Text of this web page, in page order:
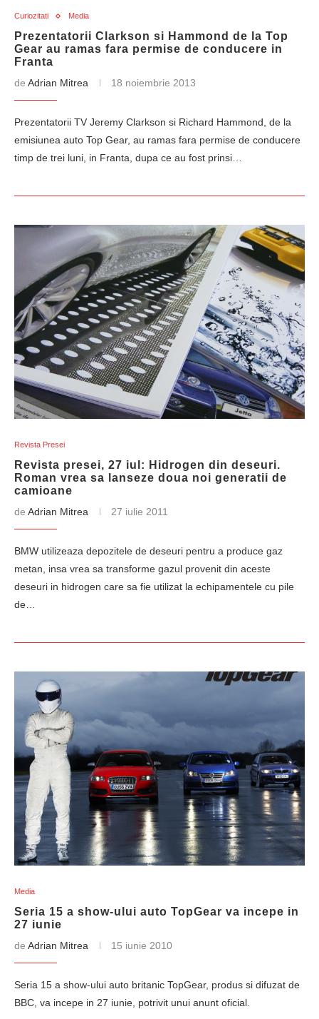
Curiozitati Media
Prezentatorii Clarkson si Hammond de la Top
Gear au ramas fara permise de conducere in
Franta
de Adrian Mitrea 18 noiembrie 2013
Prezentatorii TV Jeremy Clarkson si Richard Hammond, de la
emisiunea auto Top Gear, au ramas fara permise de conducere
timp de trei luni, in Franta, dupa ce au fost prinsi…
Revista Presei
Revista presei, 27 iul: Hidrogen din deseuri.
Roman vrea sa lanseze doua noi generatii de
camioane
de Adrian Mitrea 27 iulie 2011
BMW utilizeaza depozitele de deseuri pentru a produce gaz
metan, insa vrea sa transforme gazul provenit din aceste
deseuri in hidrogen care sa fie utilizat la echipamentele cu pile
de…
Media
Seria 15 a show-ului auto TopGear va incepe in
27 iunie
de Adrian Mitrea 15 iunie 2010
Seria 15 a show-ului auto britanic TopGear, produs si difuzat de
BBC, va incepe in 27 iunie, potrivit unui anunt oficial.